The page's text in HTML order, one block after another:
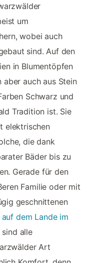
um
wobei auch
sind. Auf den
in Blumentöpfen
aber auch aus Stein
Schwarz und
Tradition ist. Sie
elektrischen
die dank
Bäder bis zu
Gerade für den
Familie oder mit
geschnittenen
auf dem Lande im
sind alle
Art